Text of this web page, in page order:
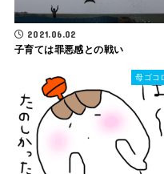
2021.06.02
子育ては罪悪感との戦い
母ゴコ